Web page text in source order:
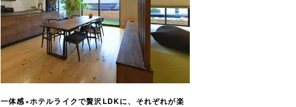
一体感×ホテルライクで贅沢LDKに、それぞれが楽